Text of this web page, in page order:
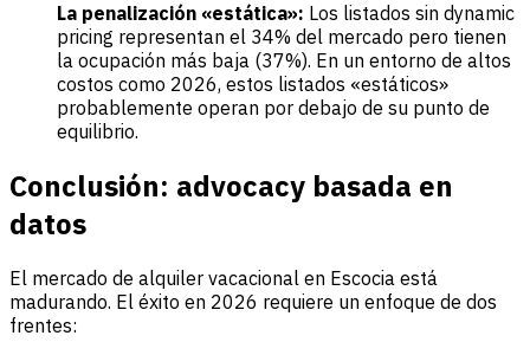
La penalización «estática»: Los listados sin dynamic
pricing representan el 34% del mercado pero tienen
la ocupación más baja (37%). En un entorno de altos
costos como 2026, estos listados «estáticos»
probablemente operan por debajo de su punto de
equilibrio.
Conclusión: advocacy basada en
datos
El mercado de alquiler vacacional en Escocia está
madurando. El éxito en 2026 requiere un enfoque de dos
frentes: